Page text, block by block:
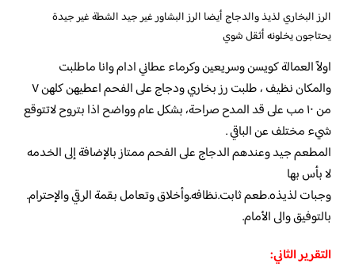
الرز البخاري لذيذ والدجاج أيضا الرز البشاور غير جيد الشطة غير جيدة
يحتاجون يخلونه أثقل شوي
اولاً العمالة كويسن وسريعين وكرماء عطاني ادام وانا ماطلبت
والمكان نظيف ، طلبت رز بخاري ودجاج على الفحم اعطيهن كلهن ٧
من ١٠ مب على قد المدح صراحة، بشكل عام وواضح اذا بتروح لاتتوقع
شيء مختلف عن الباقي .
المطعم جيد وعندهم الدجاج على الفحم ممتاز بالإضافة إلى الخدمه
لا بأس بها
وجبات لذيذه.طعم ثابت.نظافه.وأخلاق وتعامل بقمة الرقي والإحترام.
بالتوفيق والى الأمام.
التقرير الثاني: